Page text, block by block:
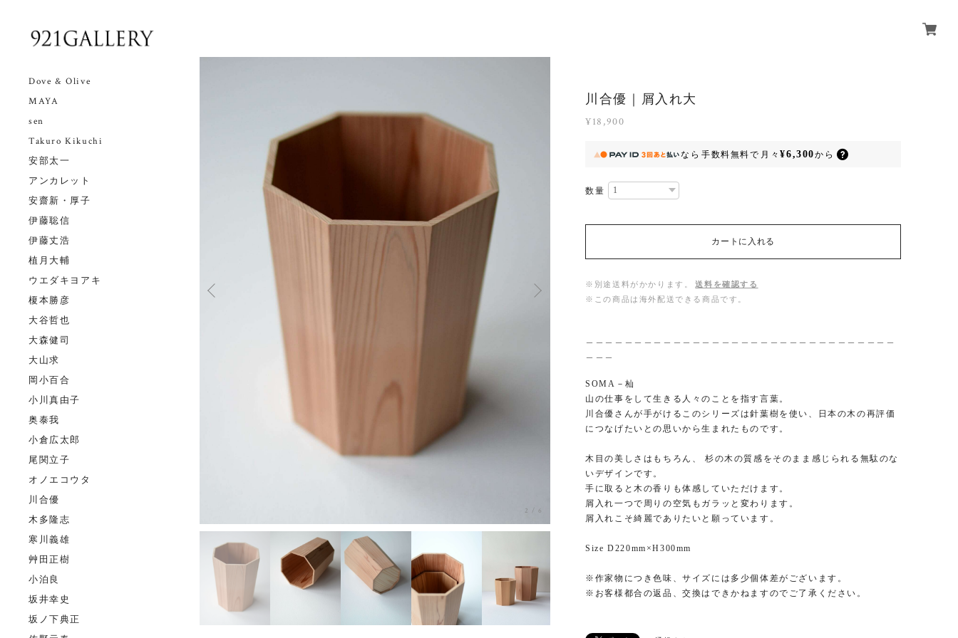
Dove & Olive
MAYA
sen
Takuro Kikuchi
安部太一
アンカレット
安齋新・厚子
伊藤聡信
伊藤丈浩
植月大輔
ウエダキヨアキ
榎本勝彦
大谷哲也
大森健司
大山求
岡小百合
小川真由子
奥泰我
小倉広太郎
尾関立子
オノエコウタ
川合優
木多隆志
寒川義雄
艸田正樹
小泊良
坂井幸史
坂ノ下典正
2 / 6
川合優｜屑入れ大
¥18,900
なら 手数料無料で 月々¥6,300から
数量
カートに入れる
※別途送料がかかります。
送料を確認する
※この商品は海外配送できる商品です。
SOMA－杣
山の仕事をして生きる人々のことを指す言葉。
川合優さんが手がけるこのシリーズは針葉樹を使い、日本の木の再評価
につなげたいとの思いから生まれたものです。
木目の美しさはもちろん、 杉の木の質感をそのまま感じられる無駄のな
いデザインです。
手に取ると木の香りも体感していただけます。
屑入れ一つで周りの空気もガラッと変わります。
屑入れこそ綺麗でありたいと願っています。
Size D220mm×H300mm
※作家物につき色味、サイズには多少個体差がございます。
※お客様都合の返品、交換はできかねますのでご了承ください。